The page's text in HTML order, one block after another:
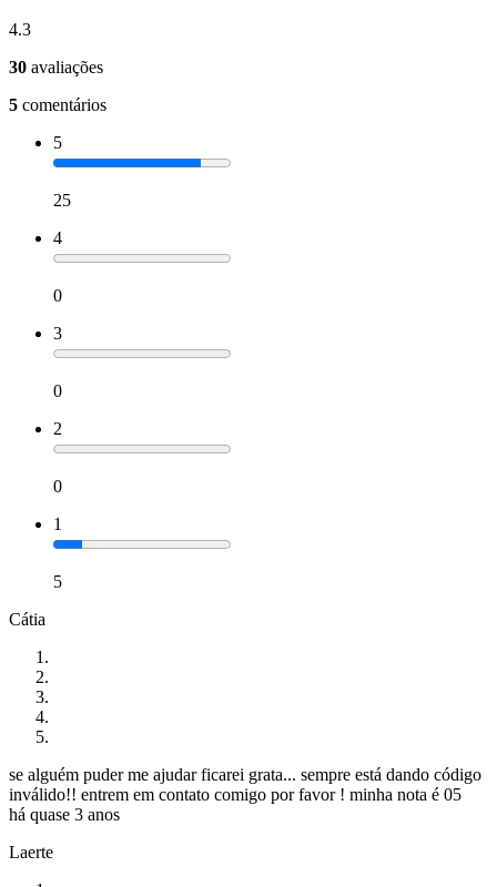
4.3
30 avaliações
5 comentários
5
25
4
0
3
0
2
0
1
5
Cátia
se alguém puder me ajudar ficarei grata... sempre está dando código
inválido!! entrem em contato comigo por favor ! minha nota é 05
há quase 3 anos
Laerte